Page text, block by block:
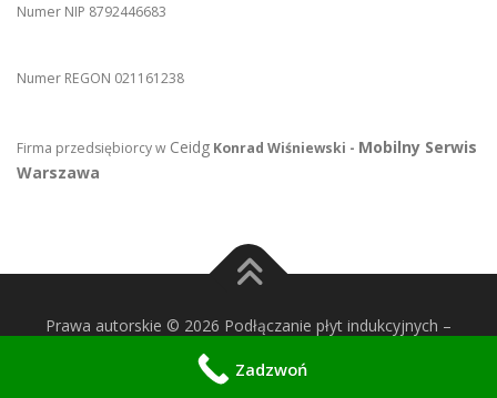
Numer NIP 8792446683
Numer REGON 021161238
Firma przedsiębiorcy w Ceidg Konrad Wiśniewski - Mobilny Serwis
Warszawa
Prawa autorskie © 2026 Podłączanie płyt indukcyjnych –
motyw wg FameThemes
Zadzwoń